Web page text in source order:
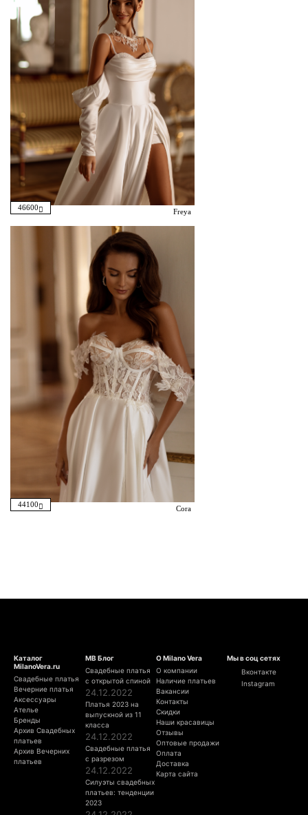
46600 Freya
44100 Cora
Каталог
MilanoVera.ru
Свадебные платья
Вечерние платья
Аксессуары
Ателье
Бренды
Архив Свадебных
платьев
Архив Вечерних
платьев
МВ Блог
Свадебные платья
с открытой спиной
24.12.2022
Платья 2023 на
выпускной из 11
класса
24.12.2022
Свадебные платья
с разрезом
24.12.2022
Силуэты свадебных
платьев: тенденции
2023
О Milano Vera
О компании
Наличие платьев
Вакансии
Контакты
Скидки
Наши красавицы
Отзывы
Оптовые продажи
Оплата
Доставка
Карта сайта
Мы в соц сетях
Вконтакте
Instagram